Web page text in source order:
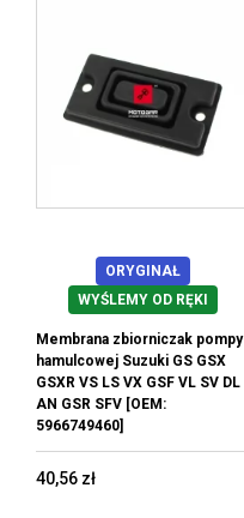
ORYGINAŁ
WYŚLEMY OD RĘKI
Membrana zbiorniczak pompy
hamulcowej Suzuki GS GSX
GSXR VS LS VX GSF VL SV DL
AN GSR SFV [OEM:
5966749460]
40,56 zł